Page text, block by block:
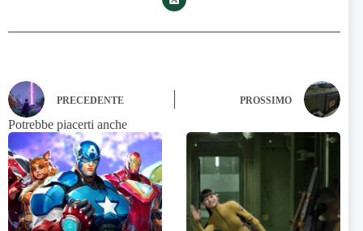
PRECEDENTE PROSSIMO
Potrebbe piacerti anche